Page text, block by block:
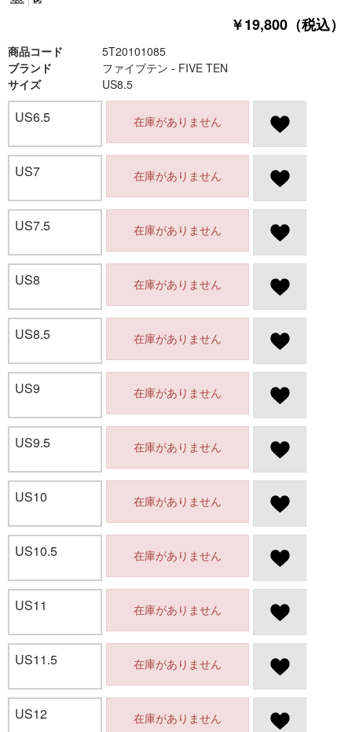
￥19,800（税込）
商品コード 5T20101085
ブランド
ファイブテン - FIVE TEN
サイズ
US8.5
US6.5 在庫がありません
US7 在庫がありません
US7.5 在庫がありません
US8 在庫がありません
US8.5 在庫がありません
US9 在庫がありません
US9.5 在庫がありません
US10 在庫がありません
US10.5 在庫がありません
US11 在庫がありません
US11.5 在庫がありません
US12 在庫がありません